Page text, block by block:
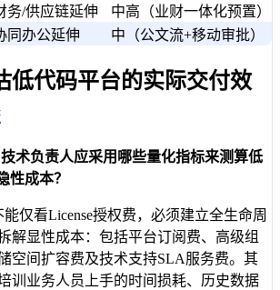
务/供应链延伸
中高（业财一体化预置）
同办公延伸 中（公文流+移动审批）
低代码平台的实际交付效
术负责人应采用哪些量化指标来测算低
性成本？
仅看License授权费，必须建立全生命周
解显性成本：包括平台订阅费、高级组
空间扩容费及技术支持SLA服务费。其
训业务人员上手的时间损耗、历史数据